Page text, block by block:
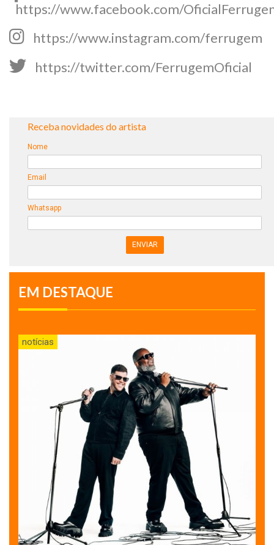
https://www.facebook.com/
https://www.instagram.com/ferrugem
https://twitter.com/FerrugemOficial
Receba novidades do artista
Nome
Email
Whatsapp
ENVIAR
EM DESTAQUE
notícias